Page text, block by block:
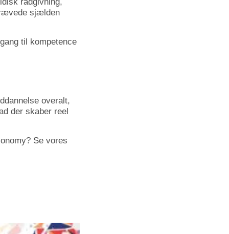
sjælden
til kompetence
overalt,
der skaber reel
Se vores